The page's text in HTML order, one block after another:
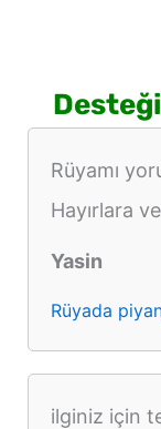
Rüyamı
Hayırlara
Yasin
Rüyada
ilginiz için